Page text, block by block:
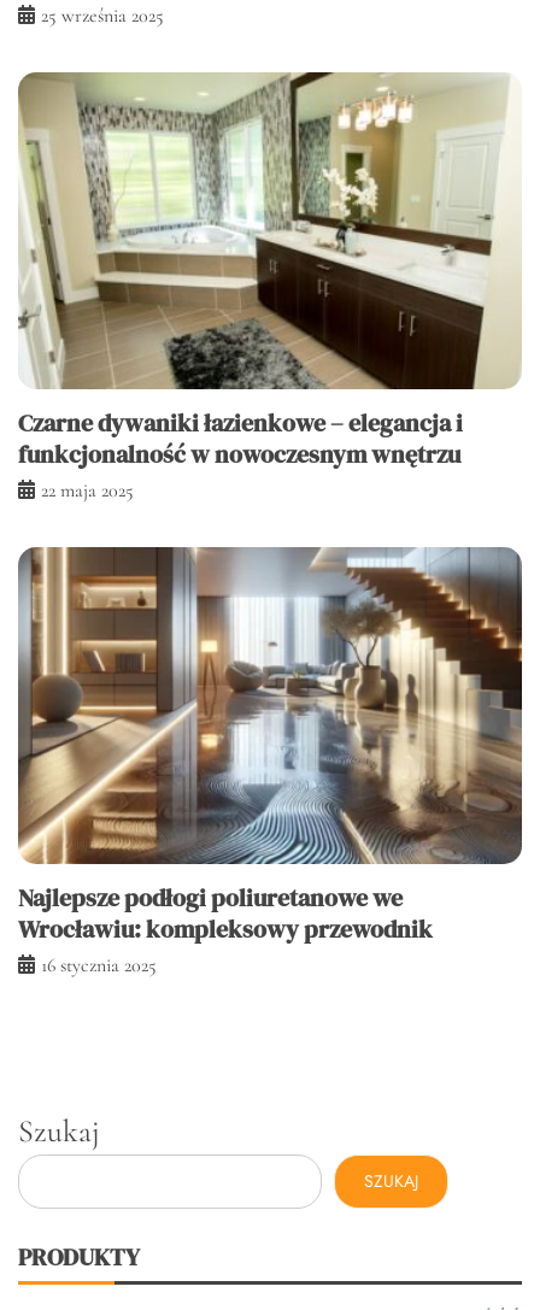
25 września 2025
Czarne dywaniki łazienkowe – elegancja i
funkcjonalność w nowoczesnym wnętrzu
22 maja 2025
Najlepsze podłogi poliuretanowe we
Wrocławiu: kompleksowy przewodnik
16 stycznia 2025
Szukaj
SZUKAJ
PRODUKTY